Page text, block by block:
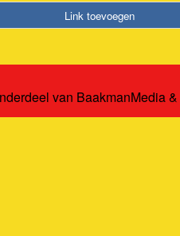
Link toevoegen
van BaakmanMedia&